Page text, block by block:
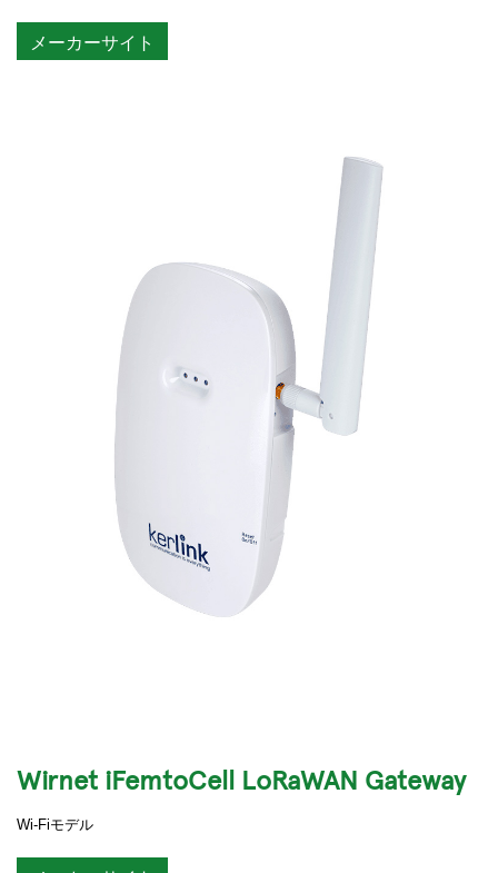
メーカーサイト
Wirnet iFemtoCell LoRaWAN Gateway
Wi-Fiモデル